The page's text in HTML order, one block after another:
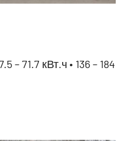
– 71.7 кВт.ч • 136 – 184